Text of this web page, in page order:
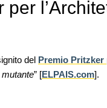
per
del Premio Pritzker
” [ELPAIS.com].